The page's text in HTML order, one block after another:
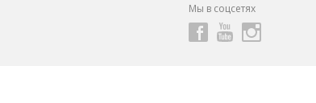
Мы в соцсетях